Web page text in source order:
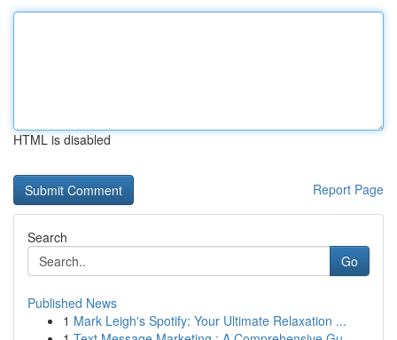
HTML is disabled
Report Page
Search
Go
Published News
1 Mark Leigh's Spotify: Your Ultimate Relaxation ...